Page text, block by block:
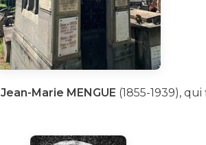
Jean-Marie MENGUE (1855-1939),